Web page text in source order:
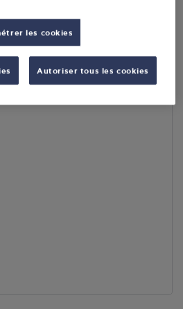
Accès
les cookies
Autoriser tous les cookies